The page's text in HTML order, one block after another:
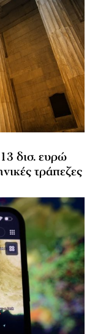
δισ. ευρώ
τράπεζες